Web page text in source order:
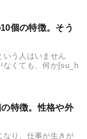
個の特徴。そう
いう人はいません
なくても、何か[su_h
特徴。性格や外
なり、仕事が生きが